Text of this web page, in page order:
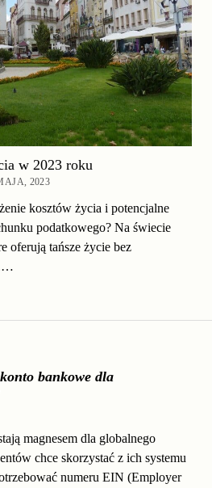
bankowe dla
magnesem dla globalnego
chce skorzystać z ich systemu
numeru EIN (Employer
w 2023 roku
2023
kosztów życia i potencjalne
podatkowego? Na świecie
oferują tańsze życie bez